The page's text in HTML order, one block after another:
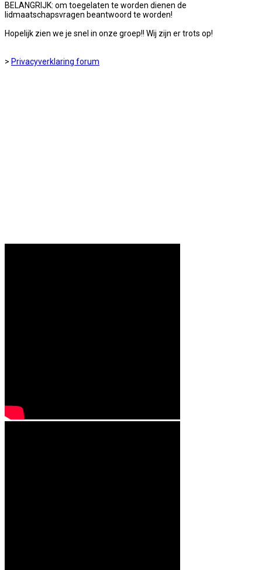
BELANGRIJK: om toegelaten te worden dienen de
lidmaatschapsvragen beantwoord te worden!
Hopelijk zien we je snel in onze groep!! Wij zijn er trots op!
> Privacyverklaring forum